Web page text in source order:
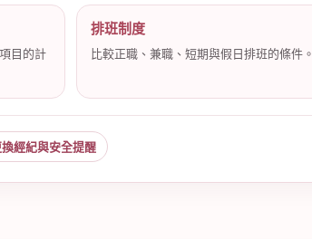
目的計
排班制度
比較正職、兼職、短期與假日排班的條件。
經紀與安全提醒